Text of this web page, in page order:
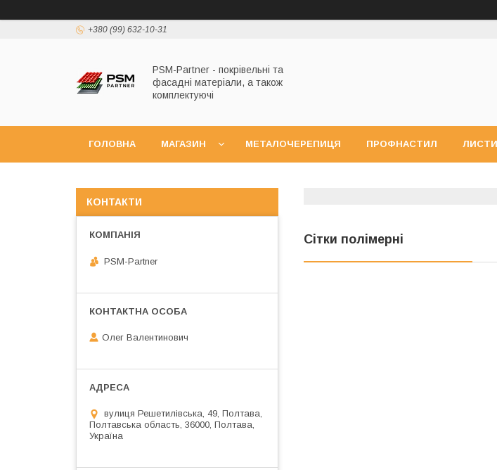
+380 (99) 632-10-31
PSM-Partner - покрівельні та
фасадні матеріали, а також
комплектуючі
ГОЛОВНА МАГАЗИН МЕТАЛОЧЕРЕПИЦЯ ПРОФНАСТИЛ
Сітки полімерні
КОНТАКТИ
PSM-Partner
Олег Валентинович
вулиця Решетилівська, 49, Полтава,
Полтавська область, 36000, Полтава,
Україна